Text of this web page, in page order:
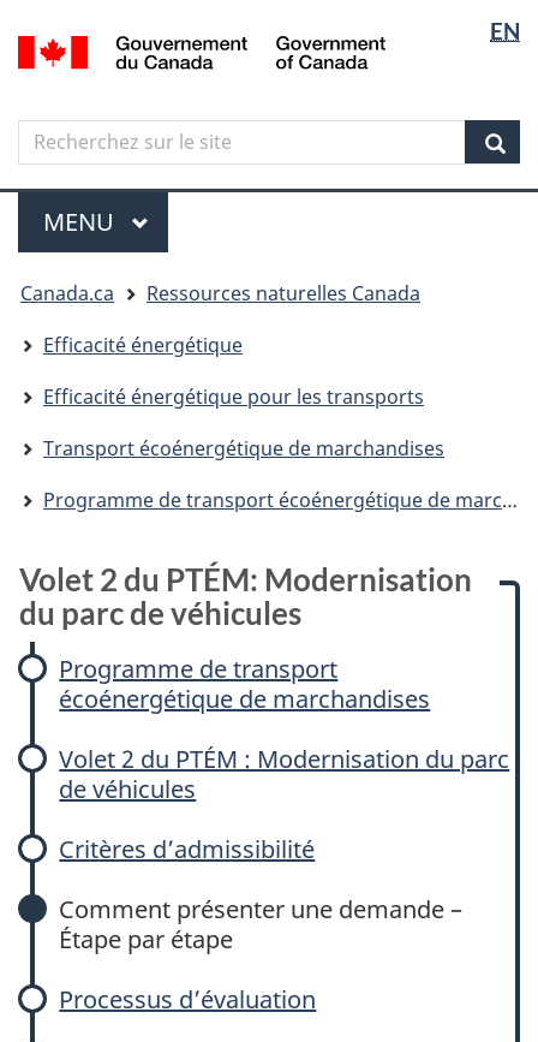
Aller
au
principal
Skip
to
government"
Passer
à
version
simplifiée
langue
EN
Canada
Search
Recherchez
sur
le
site
Menu
MENU PRINCIPAL
êtes
ici
Canada.ca
Ressources naturelles Canada
Efficacité énergétique
Efficacité énergétique pour les transports
Transport écoénergétique de marchandises
Programme de transport écoénergétique de marchandises
Volet 2 du PTÉM: Modernisation
du parc de véhicules
Programme de transport
écoénergétique de marchandises
Volet 2 du PTÉM : Modernisation du parc
de véhicules
Critères d’admissibilité
Comment présenter une demande –
Étape par étape
Processus d’évaluation